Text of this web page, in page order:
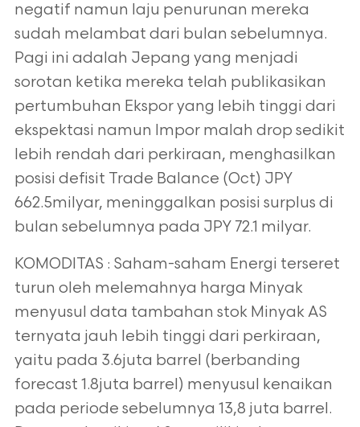
negatif namun laju penurunan mereka
sudah melambat dari bulan sebelumnya.
Pagi ini adalah Jepang yang menjadi
sorotan ketika mereka telah publikasikan
pertumbuhan Ekspor yang lebih tinggi dari
ekspektasi namun Impor malah drop sedikit
lebih rendah dari perkiraan, menghasilkan
posisi defisit Trade Balance (Oct) JPY
662.5milyar, meninggalkan posisi surplus di
bulan sebelumnya pada JPY 72.1 milyar.
KOMODITAS : Saham-saham Energi terseret
turun oleh melemahnya harga Minyak
menyusul data tambahan stok Minyak AS
ternyata jauh lebih tinggi dari perkiraan,
yaitu pada 3.6juta barrel (berbanding
forecast 1.8juta barrel) menyusul kenaikan
pada periode sebelumnya 13,8 juta barrel.